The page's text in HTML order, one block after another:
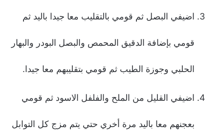
اضيفي البصل ثم قومي بالتقليب معا جيدا باليد ثم
قومي بإضافة الدقيق المحمص والبصل البودر والبهار
الحلبي وجوزة الطيب ثم قومي بتقليبهم معا جيدا.
اضيفي القليل من الملح والفلفل الاسود ثم قومي
بعجنهم معا باليد مرة أخري حتي يتم مزج كل التوابل